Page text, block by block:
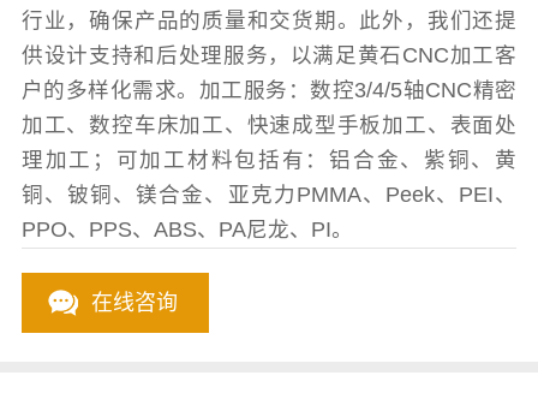
行业，确保产品的质量和交货期。此外，我们还提
供设计支持和后处理服务，以满足黄石CNC加工客
户的多样化需求。加工服务：数控3/4/5轴CNC精密
加工、数控车床加工、快速成型手板加工、表面处
理加工；可加工材料包括有：铝合金、紫铜、黄
铜、铍铜、镁合金、亚克力PMMA、Peek、PEI、
PPO、PPS、ABS、PA尼龙、PI。
在线咨询